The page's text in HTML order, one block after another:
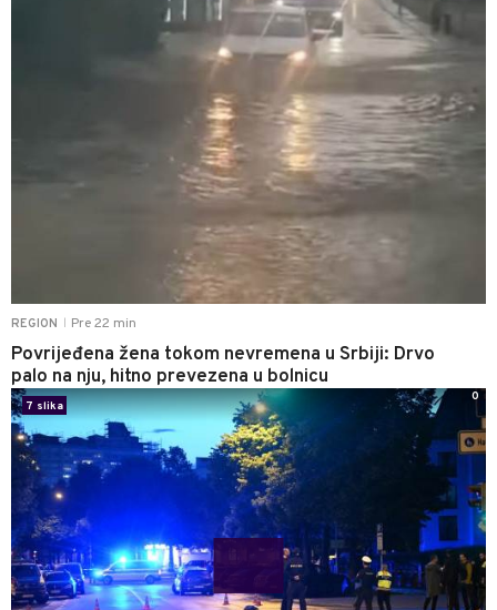
REGION Pre 22 min
Povrijeđena žena tokom nevremena u Srbiji: Drvo
palo na nju, hitno prevezena u bolnicu
7 slika
0